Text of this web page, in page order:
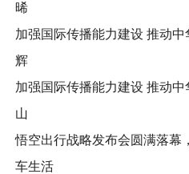
晞
加强国际传播能力建设 推动中
辉
加强国际传播能力建设 推动中
山
悟空出行战略发布会圆满落幕
车生活